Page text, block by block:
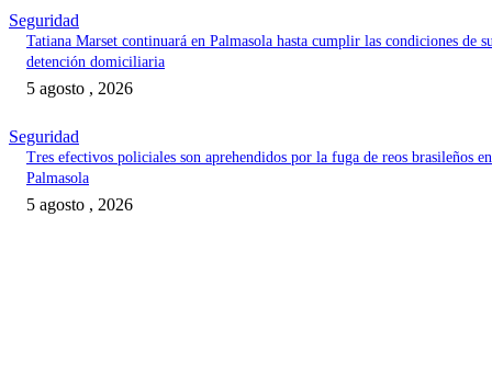
Seguridad
Tatiana Marset continuará en Palmasola hasta cumplir las condiciones de
detención domiciliaria
5 agosto , 2026
Seguridad
Tres efectivos policiales son aprehendidos por la fuga de reos brasileños en
Palmasola
5 agosto , 2026